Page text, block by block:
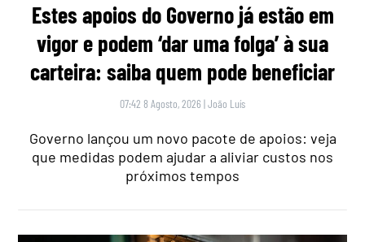
Estes apoios do Governo já estão em
vigor e podem ‘dar uma folga’ à sua
carteira: saiba quem pode beneficiar
07:42 8 Agosto, 2026 |João Luís
Governo lançou um novo pacote de apoios: veja
que medidas podem ajudar a aliviar custos nos
próximos tempos